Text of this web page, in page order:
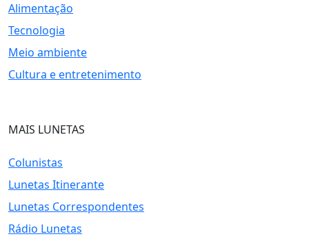
Alimentação
Tecnologia
Meio ambiente
Cultura e entretenimento
MAIS LUNETAS
Colunistas
Lunetas Itinerante
Lunetas Correspondentes
Rádio Lunetas